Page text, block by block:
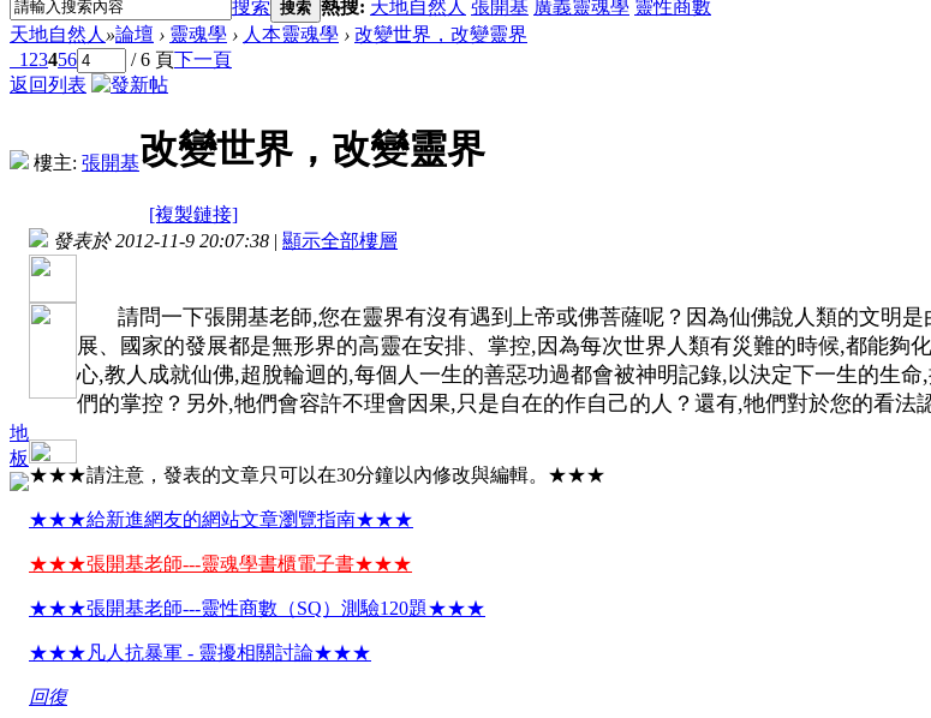
搜索 搜索 熱搜: 天地自然人 張開基 廣義靈魂學 靈性商數
天地自然人 »論壇 › 靈魂學 › 人本靈魂學 › 改變世界，改變靈界
1 23456 / 6 頁下一頁
返回列表
樓主: 張開基改變世界，改變靈界
[複製鏈接]
地
板
發表於 2012-11-9 20:07:38 | 顯示全部樓層
請問一下張開基老師,您在靈界有沒有遇到上帝或佛菩薩呢？因為仙佛說人類的文明
展、國家的發展都是無形界的高靈在安排、掌控,因為每次世界人類有災難的時候,都能夠
心,教人成就仙佛,超脫輪迴的,每個人一生的善惡功過都會被神明記錄,以決定下一生的生
們的掌控？另外,牠們會容許不理會因果,只是自在的作自己的人？還有,牠們對於您的看法
★★★請注意，發表的文章只可以在30分鐘以內修改與編輯。★★★
★★★給新進網友的網站文章瀏覽指南★★★
★★★張開基老師---靈魂學書櫃電子書★★★
★★★張開基老師---靈性商數（SQ）測驗120題★★★
★★★凡人抗暴軍 - 靈擾相關討論★★★
回復